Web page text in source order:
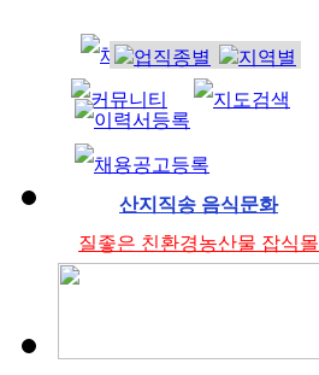
산지직송 음식문화
질좋은 친환경농산물 잡식몰